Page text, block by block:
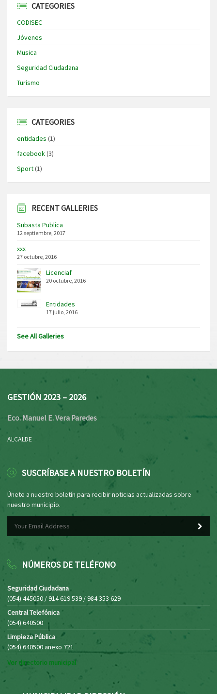
CATEGORIES
CODISEC
Jóvenes
Musica
Seguridad Ciudadana
Turismo
CATEGORIES
entidades (1)
facebook(3)
Sport(1)
RECENT GALLERIES
Subasta Publica
12 septiembre, 2017
xxx
27 octubre, 2016
Licenciaf
20 octubre, 2016
Entidades
17 julio, 2016
See All Galleries
GESTIÓN 2023 – 2026
Eco. Manuel E. Vera Paredes
ALCALDE
SUSCRÍBASE A NUESTRO BOLETÍN
Únete a nuestro boletín para recibir noticias actualizadas sobre
nuestro municipio.
NÚMEROS DE TELÉFONO
Seguridad Ciudadana
(054) 445050 / 914 619 539 / 984 353 629
Central Telefónica
(054) 640500
Limpieza Pública
(054) 640500 anexo 721
Ver directorio municipal